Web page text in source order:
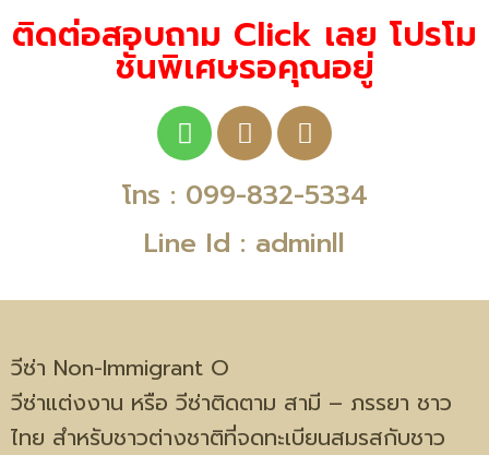
ติดต่อสอบถาม Click เลย โปรโม
ชั่นพิเศษรอคุณอยู่
โทร : 099-832-5334
Line Id : adminll
วีซ่า Non-Immigrant O
วีซ่าแต่งงาน หรือ วีซ่าติดตาม สามี – ภรรยา ชาว
ไทย สำหรับชาวต่างชาติที่จดทะเบียนสมรสกับชาว